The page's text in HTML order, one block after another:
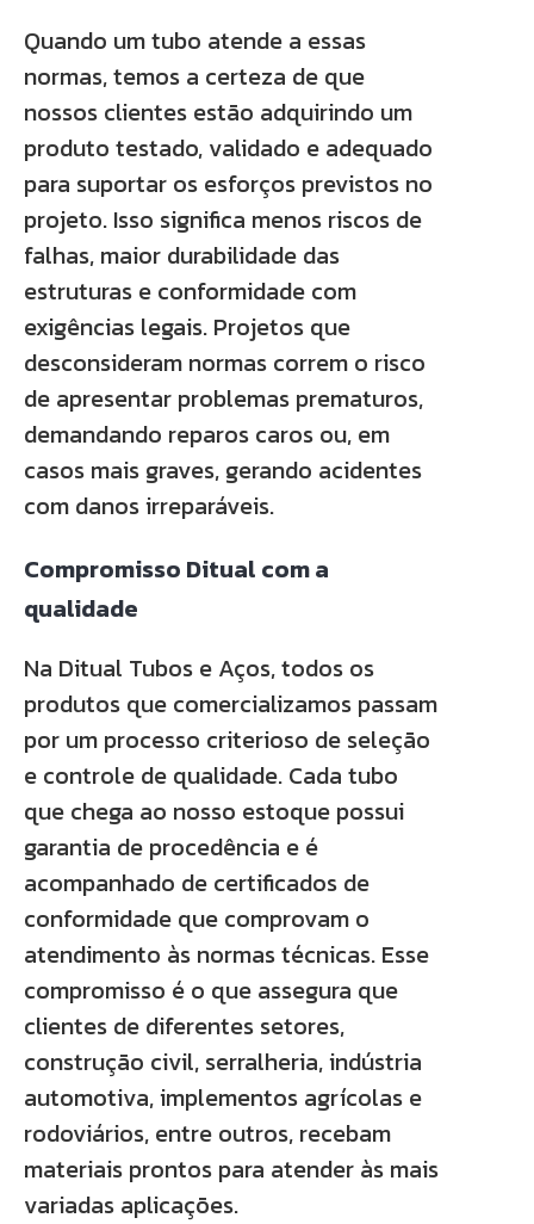
Quando um tubo atende a essas
normas, temos a certeza de que
nossos clientes estão adquirindo um
produto testado, validado e adequado
para suportar os esforços previstos no
projeto. Isso significa menos riscos de
falhas, maior durabilidade das
estruturas e conformidade com
exigências legais. Projetos que
desconsideram normas correm o risco
de apresentar problemas prematuros,
demandando reparos caros ou, em
casos mais graves, gerando acidentes
com danos irreparáveis.
Compromisso Ditual com a
qualidade
Na Ditual Tubos e Aços, todos os
produtos que comercializamos passam
por um processo criterioso de seleção
e controle de qualidade. Cada tubo
que chega ao nosso estoque possui
garantia de procedência e é
acompanhado de certificados de
conformidade que comprovam o
atendimento às normas técnicas. Esse
compromisso é o que assegura que
clientes de diferentes setores,
construção civil, serralheria, indústria
automotiva, implementos agrícolas e
rodoviários, entre outros, recebam
materiais prontos para atender às mais
variadas aplicações.